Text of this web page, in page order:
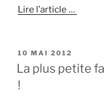
Lire l’article …
PUBLIÉ
LE
10 MAI 2012
La plus petite
!